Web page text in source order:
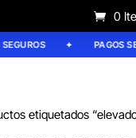
0
PAGOS
etiquetados